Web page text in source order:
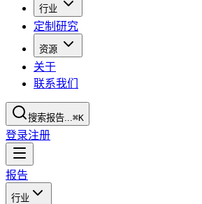
行业
定制研究
资源
关于
联系我们
搜索报告...⌘K
登录注册
报告
行业